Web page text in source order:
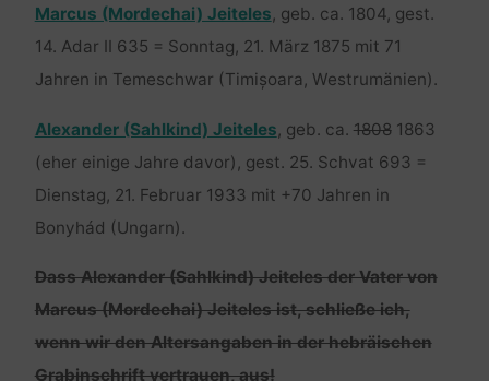
Marcus (Mordechai) Jeiteles, geb. ca. 1804, gest.
14. Adar II 635 = Sonntag, 21. März 1875 mit 71
Jahren in Temeschwar (Timișoara, Westrumänien).
Alexander (Sahlkind) Jeiteles, geb. ca. 18081863
(eher einige Jahre davor), gest. 25. Schvat 693 =
Dienstag, 21. Februar 1933 mit +70 Jahren in
Bonyhád (Ungarn).
Dass Alexander (Sahlkind) Jeiteles der Vater von
Marcus (Mordechai) Jeiteles ist, schließe ich,
wenn wir den Altersangaben in der hebräischen
Grabinschrift vertrauen, aus!